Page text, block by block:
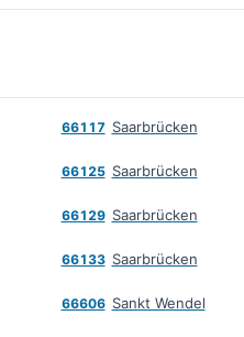
66117 Saarbrücken
66125 Saarbrücken
66129 Saarbrücken
66133 Saarbrücken
66606 Sankt Wendel